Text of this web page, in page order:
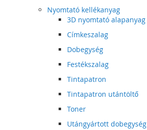
Nyomtató kellékanyag
3D nyomtató alapanyag
Címkeszalag
Dobegység
Festékszalag
Tintapatron
Tintapatron utántöltő
Toner
Utángyártott dobegység